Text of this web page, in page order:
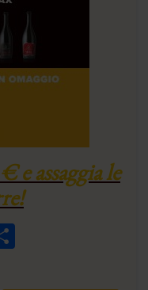
e assaggia le